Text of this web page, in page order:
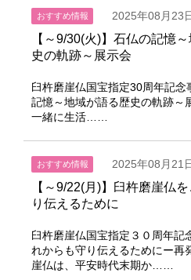
おすすめ情報 2025年08月23
【～9/30(火)】石仏の記憶
史の軌跡～展示会
臼杵磨崖仏国宝指定30周年記
記憶～地域が語る歴史の軌跡～
一緒に生活……
おすすめ情報 2025年08月21
【～9/22(月)】臼杵磨崖仏
り伝えるために
臼杵磨崖仏国宝指定３０周年記
れからも守り伝えるためにー再
崖仏は、平安時代末期か……